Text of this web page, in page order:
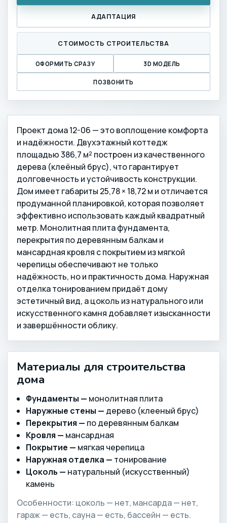
АДАПТАЦИЯ
СТОИМОСТЬ СТРОИТЕЛЬСТВА
ОФОРМИТЬ СРАЗУ 3D МОДЕЛЬ
ПОЗВОНИТЬ
Проект дома 12-06 — это воплощение комфорта
и надёжности. Двухэтажный коттедж
площадью 386,7 м² построен из качественного
дерева (клеёный брус), что гарантирует
долговечность и устойчивость конструкции.
Дом имеет габариты 25,78 × 18,72 м и отличается
продуманной планировкой, которая позволяет
эффективно использовать каждый квадратный
метр. Монолитная плита фундамента,
перекрытия по деревянным балкам и
мансардная кровля с покрытием из мягкой
черепицы обеспечивают не только
надёжность, но и практичность дома. Наружная
отделка тонированием придаёт дому
эстетичный вид, а цоколь из натурального или
искусственного камня добавляет изысканности
и завершённости облику.
Материалы для строительства
дома
Фундаменты — монолитная плита
Наружные стены — дерево (клееный брус)
Перекрытия — по деревянным балкам
Кровля — мансардная
Покрытие — мягкая черепица
Наружная отделка — тонирование
Цоколь — натуральный (искусственный)
камень
Особенности: цоколь — нет, мансарда — нет,
гараж — есть, сауна — есть, бассейн — есть.